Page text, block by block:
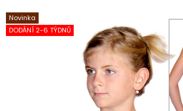
Novinka
DODÁNÍ 2-6 TÝDNŮ